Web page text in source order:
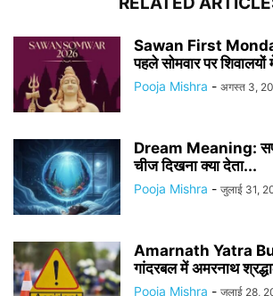
Sawan First
पहले सोमवार पर शिवालयों
Pooja Mishra - अगस्त 3,
Dream Meaning:
चीज दिखना क्या देता...
Pooja Mishra - जुलाई 31,
Amarnath Yatra
गांदरबल में अमरनाथ
Pooja Mishra - जुलाई 28,